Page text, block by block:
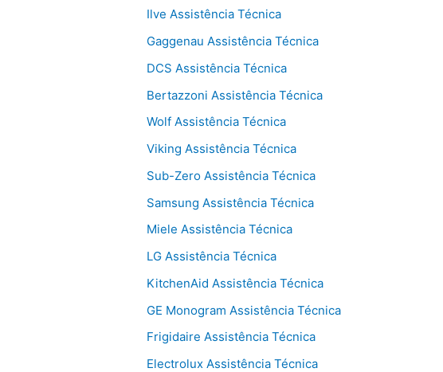
Ilve Assistência Técnica
Gaggenau Assistência Técnica
DCS Assistência Técnica
Bertazzoni Assistência Técnica
Wolf Assistência Técnica
Viking Assistência Técnica
Sub-Zero Assistência Técnica
Samsung Assistência Técnica
Miele Assistência Técnica
LG Assistência Técnica
KitchenAid Assistência Técnica
GE Monogram Assistência Técnica
Frigidaire Assistência Técnica
Electrolux Assistência Técnica